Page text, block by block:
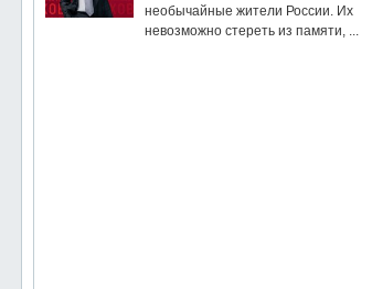
необычайные жители России. Их
невозможно стереть из памяти, ...